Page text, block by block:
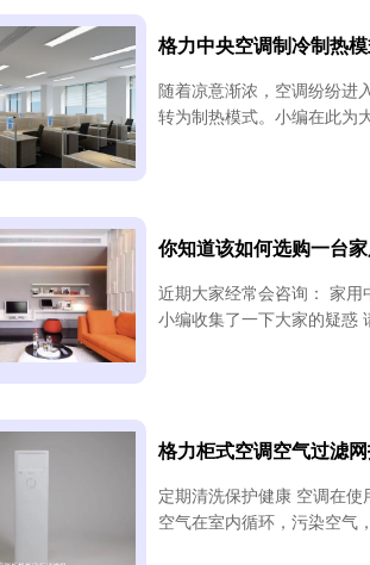
格力中央空调制冷制热
随着凉意渐浓，空调纷纷进
转为制热模式。小编在此为
你知道该如何选购一台
近期大家经常会咨询： 家
小编收集了一下大家的疑惑
格力柜式空调空气过滤
定期清洗保护健康 空调在
空气在室内循环，污染空气